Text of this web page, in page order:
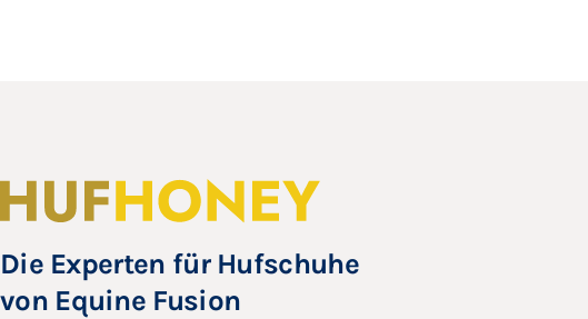
Die Experten für Hufschuhe
von Equine Fusion